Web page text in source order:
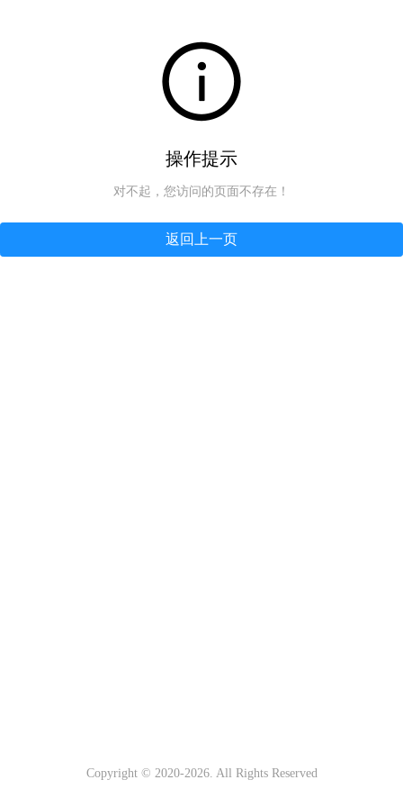
操作提示
对不起，您访问的页面不存在！
返回上一页
Copyright © 2020-2026. All Rights Reserved